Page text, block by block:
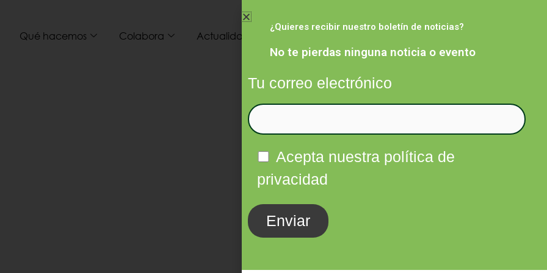
Qué hacemos Colabora Actualidad Infórmate FacebookTwitter
¿Quieres recibir nuestro boletín de noticias?
No te pierdas ninguna noticia o evento
Tu correo electrónico
Acepta nuestra política de
privacidad